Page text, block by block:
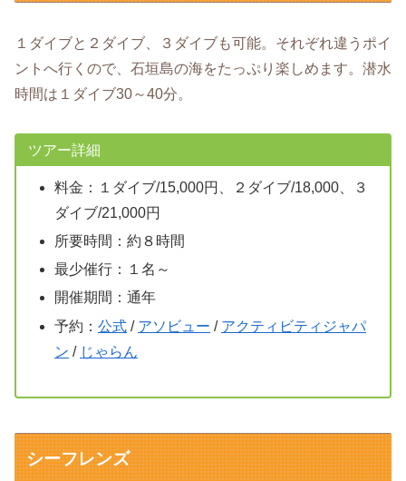
１ダイブと２ダイブ、３ダイブも可能。それぞれ違うポイ
ントへ行くので、石垣島の海をたっぷり楽しめます。潜水
時間は１ダイブ30～40分。
ツアー詳細
料金：１ダイブ/15,000円、２ダイブ/18,000、３
ダイブ/21,000円
所要時間：約８時間
最少催行：１名～
開催期間：通年
予約： 公式/ アソビュー / アクティビティジャパ
ン / じゃらん
シーフレンズ